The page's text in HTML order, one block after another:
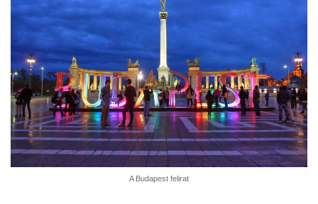
A Budapest felirat